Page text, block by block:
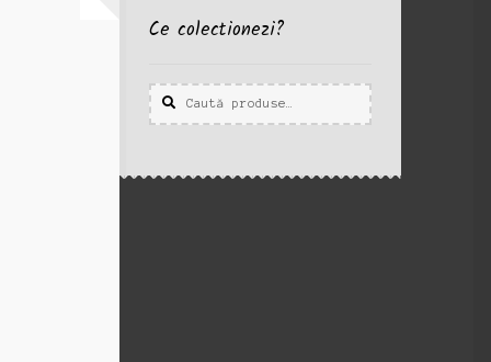
Ce colectionezi?
Caută
după:
Caută